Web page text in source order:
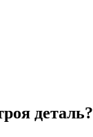
деталь?